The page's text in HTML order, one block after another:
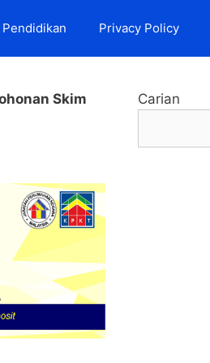
Pendidikan Privacy Policy
Skim
Carian